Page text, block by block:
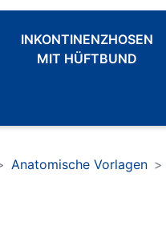
INKONTINENZHOSEN
MIT HÜFTBUND
Anatomische Vorlagen